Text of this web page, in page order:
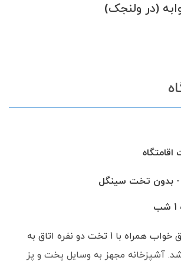
(در ولنجک)
1 شب
آپارتمان دارای 1 اتاق خواب همراه با 1 تخت دو نفره اتاق به
آشپزخانه مجهز به وسایل پخت و پز